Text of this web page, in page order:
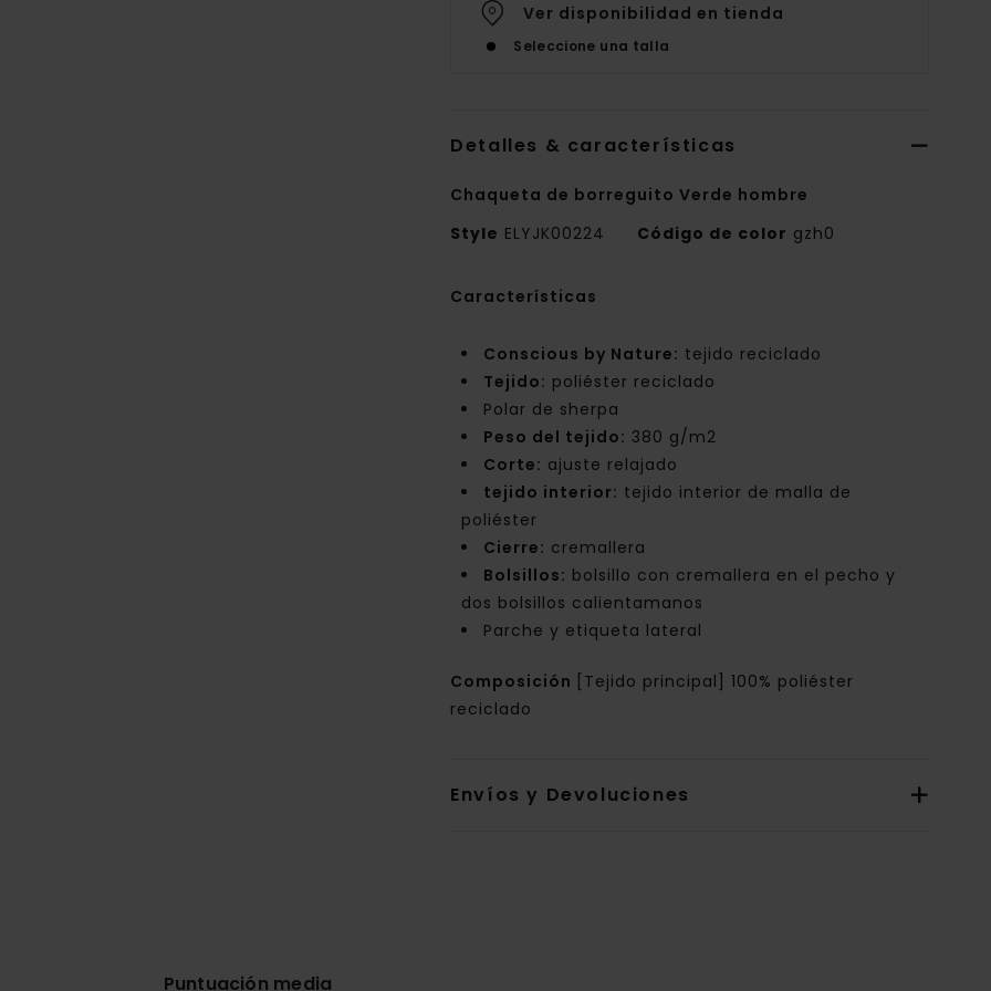
Ver disponibilidad en tienda
Seleccione una talla
Detalles & características
Chaqueta de borreguito Verde hombre
Style ELYJK00224 Código de color gzh0
Características
Conscious by Nature: tejido reciclado
Tejido: poliéster reciclado
Polar de sherpa
Peso del tejido: 380 g/m2
Corte: ajuste relajado
tejido interior: tejido interior de malla de
poliéster
Cierre: cremallera
Bolsillos: bolsillo con cremallera en el pecho y
dos bolsillos calientamanos
Parche y etiqueta lateral
Composición
[Tejido principal] 100% poliéster
reciclado
Envíos y Devoluciones
Puntuación media